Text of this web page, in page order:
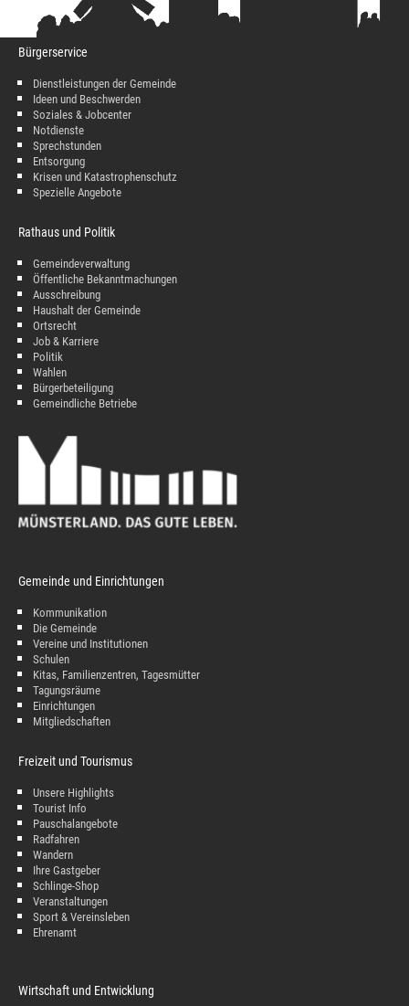
Bürgerservice
Dienstleistungen der Gemeinde
Ideen und Beschwerden
Soziales & Jobcenter
Notdienste
Sprechstunden
Entsorgung
Krisen und Katastrophenschutz
Spezielle Angebote
Rathaus und Politik
Gemeindeverwaltung
Öffentliche Bekanntmachungen
Ausschreibung
Haushalt der Gemeinde
Ortsrecht
Job & Karriere
Politik
Wahlen
Bürgerbeteiligung
Gemeindliche Betriebe
Gemeinde und Einrichtungen
Kommunikation
Die Gemeinde
Vereine und Institutionen
Schulen
Kitas, Familienzentren, Tagesmütter
Tagungsräume
Einrichtungen
Mitgliedschaften
Freizeit und Tourismus
Unsere Highlights
Tourist Info
Pauschalangebote
Radfahren
Wandern
Ihre Gastgeber
Schlinge-Shop
Veranstaltungen
Sport & Vereinsleben
Ehrenamt
Wirtschaft und Entwicklung